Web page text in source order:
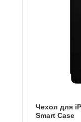
Чехол для
Smart Case